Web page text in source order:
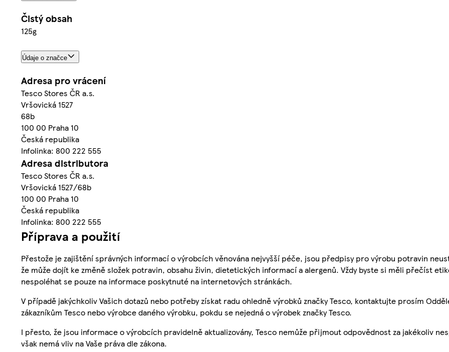
Čistý obsah
125g
Údaje o značce
Adresa pro vrácení
Tesco Stores ČR a.s.
Vršovická 1527
68b
100 00 Praha 10
Česká republika
Infolinka: 800 222 555
Adresa distributora
Tesco Stores ČR a.s.
Vršovická 1527/68b
100 00 Praha 10
Česká republika
Infolinka: 800 222 555
Příprava a použití
Přestože je zajištění správných informací o výrobcích věnována nejvyšší péče, jsou předpisy pro výrobu potravin
že může dojít ke změně složek potravin, obsahu živin, dietetických informací a alergenů. Vždy byste si měli přečíst
nespoléhat se pouze na informace poskytnuté na internetových stránkách.
V případě jakýchkoliv Vašich dotazů nebo potřeby získat radu ohledně výrobků značky Tesco, kontaktujte prosím
zákazníkům Tesco nebo výrobce daného výrobku, pokdu se nejedná o výrobek značky Tesco.
I přesto, že jsou informace o výrobcích pravidelně aktualizovány, Tesco nemůže přijmout odpovědnost za jakékoliv
však nemá vliv na Vaše práva dle zákona.